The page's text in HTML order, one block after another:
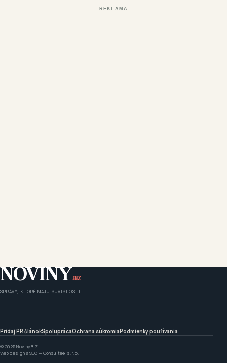
REKLAMA
NOVINY.BIZ
SPRÁVY, KTORÉ MAJÚ SÚVISLOSTI
Pridaj PR článokSpoluprácaOchrana súkromiaPodmienky používania
© 2025 Noviny.BIZ
Web design a SEO —Consultee, s. r. o.